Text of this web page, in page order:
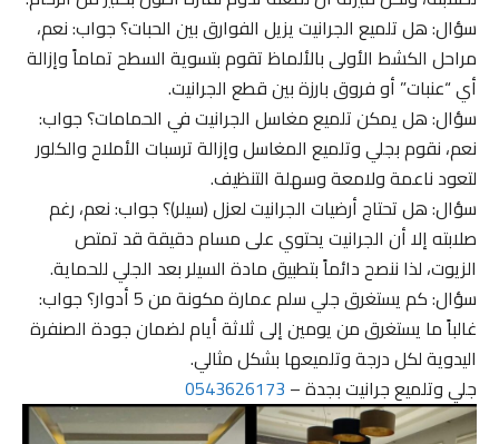
سؤال: هل تلميع الجرانيت يزيل الفوارق بين الحبات؟ جواب: نعم،
مراحل الكشط الأولى بالألماظ تقوم بتسوية السطح تماماً وإزالة
أي “عنبات” أو فروق بارزة بين قطع الجرانيت.
سؤال: هل يمكن تلميع مغاسل الجرانيت في الحمامات؟ جواب:
نعم، نقوم بجلي وتلميع المغاسل وإزالة ترسبات الأملاح والكلور
لتعود ناعمة ولامعة وسهلة التنظيف.
سؤال: هل تحتاج أرضيات الجرانيت لعزل (سيلر)؟ جواب: نعم، رغم
صلابته إلا أن الجرانيت يحتوي على مسام دقيقة قد تمتص
الزيوت، لذا ننصح دائماً بتطبيق مادة السيلر بعد الجلي للحماية.
سؤال: كم يستغرق جلي سلم عمارة مكونة من 5 أدوار؟ جواب:
غالباً ما يستغرق من يومين إلى ثلاثة أيام لضمان جودة الصنفرة
اليدوية لكل درجة وتلميعها بشكل مثالي.
جلي وتلميع جرانيت بجدة –0543626173